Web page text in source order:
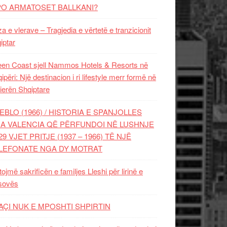
ARMATOSET BALLKANI?
e vlerave – Tragjedia e vërtetë e tranzicionit
Coast sjell Nammos Hotels & Resorts në
Një destinacion i ri lifestyle merr formë në
Shqiptare
(1966) / HISTORIA E SPANJOLLES
VALENCIA QË PËRFUNDOI NË LUSHNJE
VJET PRITJE (1937 – 1966) TË NJË
NGA DY MOTRAT
sakrificën e familjes Lleshi për lirinë e
NUK E MPOSHTI SHPIRTIN